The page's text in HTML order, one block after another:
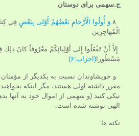
ج.سهمی برای دوستان
وَ أُولُوا الْأَرْحامِ بَعْضُهُمْ أَوْلى‏ بِبَعْضٍ فِي
الْمُهاجِرِينَ
إِلاَّ أَنْ تَفْعَلُوا إِلى‏ أَوْلِيائِكُمْ مَعْرُوفاً كانَ
مَسْطُورا (احزاب:۶)
و خويشاوندان نسبت به يكديگر از مؤمنان
مقرر داشته اولى هستند، مگر اينكه
نيكى كنيد (و سهمى از اموال خود به آنها
الهى نوشته شده است.
نکته ها: